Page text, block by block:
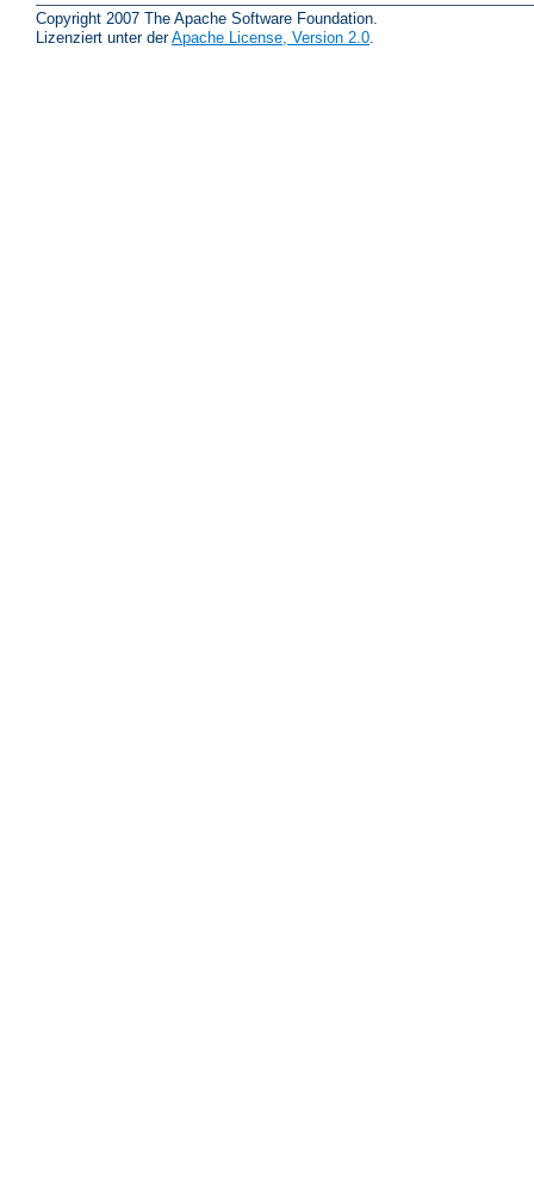
Copyright 2007 The Apache Software Foundation.
Lizenziert unter derApache License, Version 2.0